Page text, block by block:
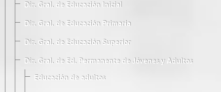
Dir. Gral. de Educación Inicial
Dir. Gral. de Educación Primaria
Dir. Gral. de Educación Superior
Dir. Gral. de Ed. Permanente de Jóvenes y Adultos
Educación de adultos